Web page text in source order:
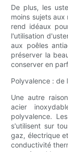
De plus, les
moins sujets
rend idéaux
l'utilisation
aux poêles
préserver la
conserver en
Polyvalence : de
Une autre
acier
polyvalence.
s'utilisent sur
gaz, électrique
conductivité